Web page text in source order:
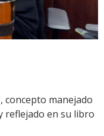
concepto manejado
reflejado en su libro